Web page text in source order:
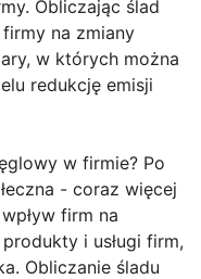
Obliczając ślad
na zmiany
w których można
redukcję emisji
w firmie? Po
- coraz więcej
firm na
i usługi firm,
Obliczanie śladu